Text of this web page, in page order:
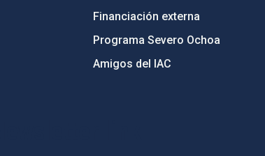
Financiación externa
Programa Severo Ochoa
Amigos del IAC